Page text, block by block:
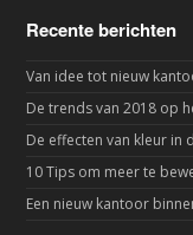
Recente berichten
Van idee tot nieuw
De trends van 2018 op
De effecten van kleur in
10 Tips om meer te
Een nieuw kantoor